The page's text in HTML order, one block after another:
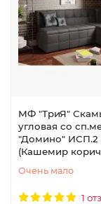
МФ "ТриЯ"
угловая со
"Домино" ИСП.2
(Кашемир
Очень мало
1